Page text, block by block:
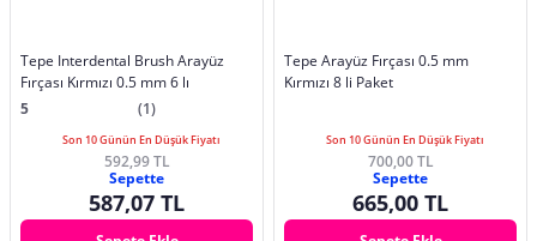
Tepe Interdental Brush Arayüz
Fırçası Kırmızı 0.5 mm 6 lı
5
(1)
Son 10 Günün En Düşük Fiyatı
592,99 TL
Sepette
587,07 TL
Tepe Arayüz Fırçası 0.5 mm
Kırmızı 8 li Paket
Son 10 Günün En Düşük Fiyatı
700,00 TL
Sepette
665,00 TL